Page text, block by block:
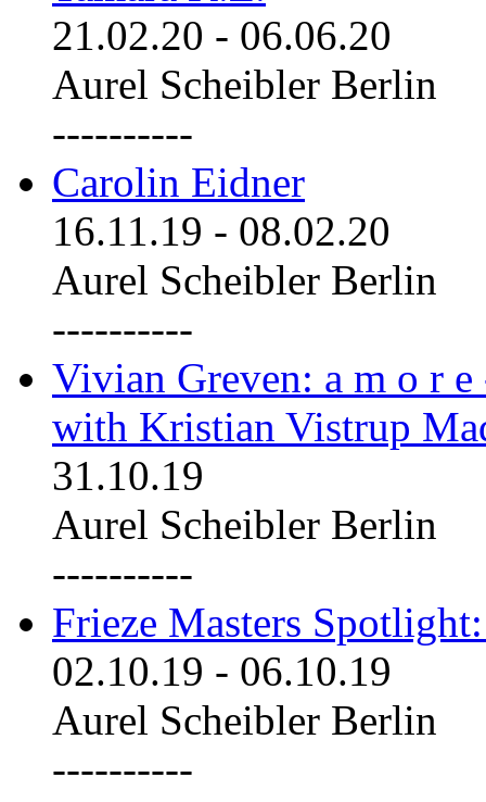
21.02.20 - 06.06.20
Aurel Scheibler Berlin
----------
Carolin Eidner
16.11.19 - 08.02.20
Aurel Scheibler Berlin
----------
Vivian Greven: a m o r
with Kristian Vistrup
31.10.19
Aurel Scheibler Berlin
----------
Frieze Masters
02.10.19 - 06.10.19
Aurel Scheibler Berlin
----------